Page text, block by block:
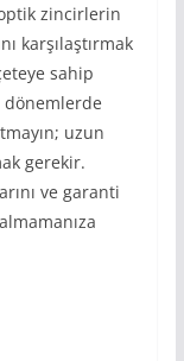
zincirlerin
karşılaştırmak
sahip
dönemlerde
uzun
gerekir.
ve garanti